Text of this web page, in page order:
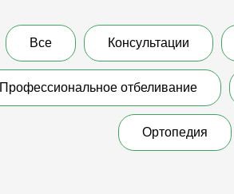
Все Консультации
Профессиональное отбеливание
Ортопедия